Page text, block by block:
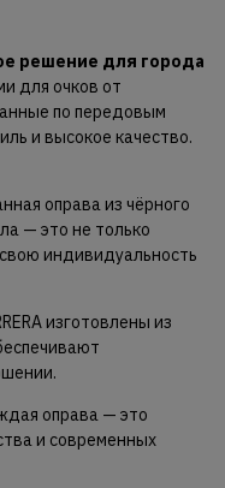
решение для города
для очков от
по передовым
и высокое качество.
оправа из чёрного
— это не только
индивидуальность
изготовлены из
оправа — это
и современных